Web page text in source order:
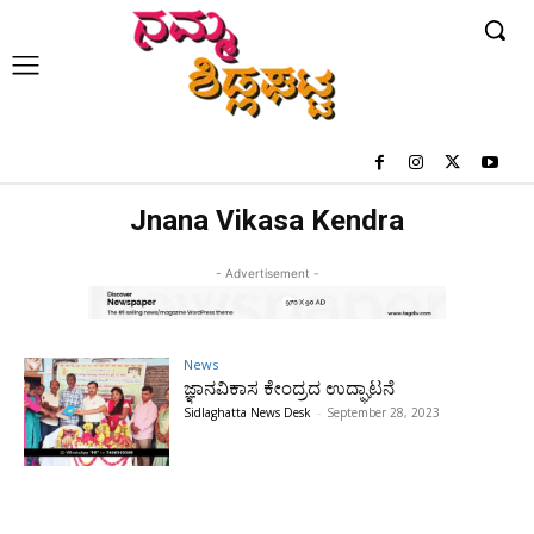
Jnana Vikasa Kendra
- Advertisement -
News
ಜ್ಞಾನವಿಕಾಸ ಕೇಂದ್ರದ ಉದ್ಘಾಟನೆ
Sidlaghatta News Desk - September 28, 2023